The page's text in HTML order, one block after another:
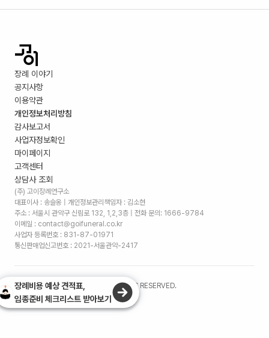
장례 이야기
공지사항
이용약관
개인정보처리방침
감사보고서
사업자정보확인
마이페이지
고객센터
상담사 조회
(주) 고이장례연구소
대표이사 : 송슬옹 | 개인정보관리책임자 : 김소현
주소 : 서울시 관악구 신림로 132, 1,2,3층 | 전화 문의: 1666-9784
이메일 : contact@goifuneral.co.kr
사업자 등록번호 : 831-87-01971
통신판매업신고번호 : 2021-서울관악-2417
©2026. (주)고이장례연구소 ALL RIGHTS RESERVED.
장례비용 예상 견적표,
임종준비 체크리스트 받아보기